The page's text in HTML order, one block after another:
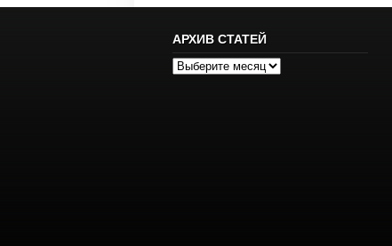
АРХИВ СТАТЕЙ
Архив